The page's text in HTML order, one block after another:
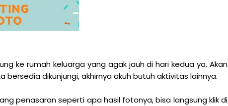
ke rumah keluarga yang agak jauh di hari kedua ya. Akan
dikunjungi, akhirnya akuh butuh aktivitas lainnya.
penasaran seperti apa hasil fotonya, bisa langsung klik di